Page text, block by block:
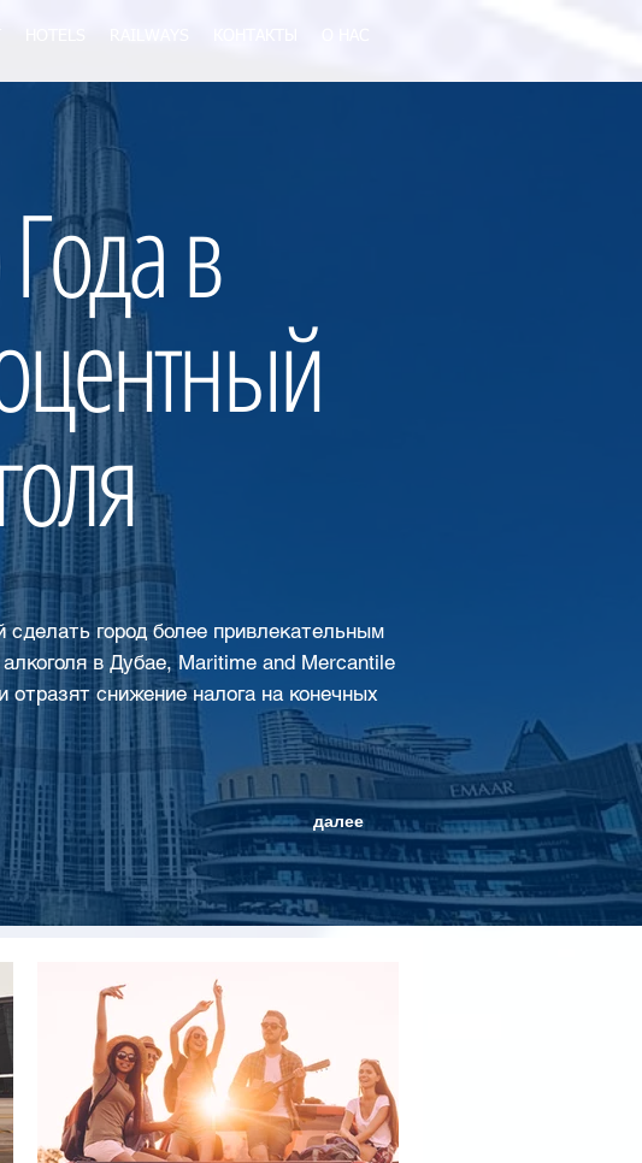
в
сделать город более привлекательным
в Дубае, Maritime and Mercantile
снижение налога на конечных
далее